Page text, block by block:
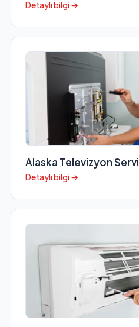
Detaylı bilgi →
Alaska Televizyon
Detaylı bilgi →